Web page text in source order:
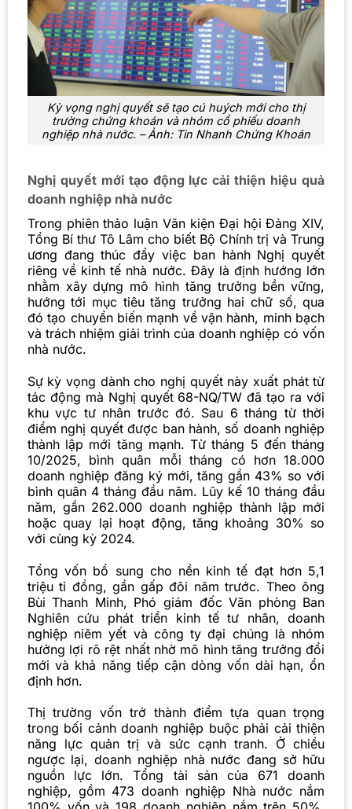
Kỳ vọng nghị quyết sẽ tạo cú huých mới cho thị
trường chứng khoán và nhóm cổ phiếu doanh
nghiệp nhà nước. – Ảnh: Tin Nhanh Chứng Khoán
Nghị quyết mới tạo động lực cải thiện hiệu quả
doanh nghiệp nhà nước
Trong phiên thảo luận Văn kiện Đại hội Đảng XIV,
Tổng Bí thư Tô Lâm cho biết Bộ Chính trị và Trung
ương đang thúc đẩy việc ban hành Nghị quyết
riêng về kinh tế nhà nước. Đây là định hướng lớn
nhằm xây dựng mô hình tăng trưởng bền vững,
hướng tới mục tiêu tăng trưởng hai chữ số, qua
đó tạo chuyển biến mạnh về vận hành, minh bạch
và trách nhiệm giải trình của doanh nghiệp có vốn
nhà nước.
Sự kỳ vọng dành cho nghị quyết này xuất phát từ
tác động mà Nghị quyết 68-NQ/TW đã tạo ra với
khu vực tư nhân trước đó. Sau 6 tháng từ thời
điểm nghị quyết được ban hành, số doanh nghiệp
thành lập mới tăng mạnh. Từ tháng 5 đến tháng
10/2025, bình quân mỗi tháng có hơn 18.000
doanh nghiệp đăng ký mới, tăng gần 43% so với
bình quân 4 tháng đầu năm. Lũy kế 10 tháng đầu
năm, gần 262.000 doanh nghiệp thành lập mới
hoặc quay lại hoạt động, tăng khoảng 30% so
với cùng kỳ 2024.
Tổng vốn bổ sung cho nền kinh tế đạt hơn 5,1
triệu tỉ đồng, gần gấp đôi năm trước. Theo ông
Bùi Thanh Minh, Phó giám đốc Văn phòng Ban
Nghiên cứu phát triển kinh tế tư nhân, doanh
nghiệp niêm yết và công ty đại chúng là nhóm
hưởng lợi rõ rệt nhất nhờ mô hình tăng trưởng đổi
mới và khả năng tiếp cận dòng vốn dài hạn, ổn
định hơn.
Thị trường vốn trở thành điểm tựa quan trọng
trong bối cảnh doanh nghiệp buộc phải cải thiện
năng lực quản trị và sức cạnh tranh. Ở chiều
ngược lại, doanh nghiệp nhà nước đang sở hữu
nguồn lực lớn. Tổng tài sản của 671 doanh
nghiệp, gồm 473 doanh nghiệp Nhà nước nắm